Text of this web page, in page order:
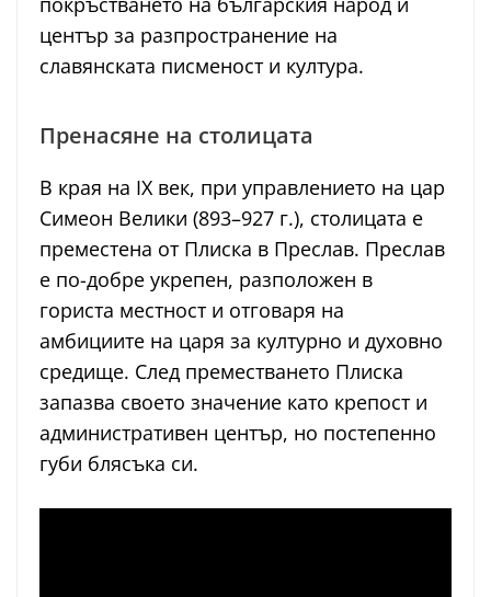
център за разпространение на
славянската писменост и култура.
Пренасяне на столицата
В края на IX век, при управлението на цар
Симеон Велики (893–927 г.), столицата е
преместена от Плиска в Преслав. Преслав
е по-добре укрепен, разположен в
гориста местност и отговаря на
амбициите на царя за културно и духовно
средище. След преместването Плиска
запазва своето значение като крепост и
административен център, но постепенно
губи блясъка си.